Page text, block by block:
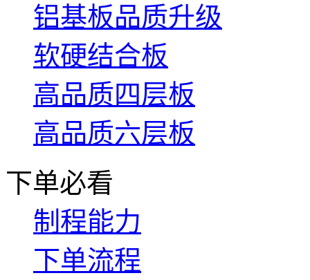
铝基板品质升级
软硬结合板
高品质四层板
高品质六层板
下单必看
制程能力
下单流程